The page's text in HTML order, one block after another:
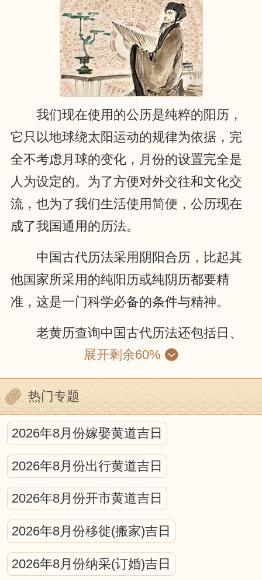
我们现在使用的公历是纯粹的阳历，
它只以地球绕太阳运动的规律为依据，完
全不考虑月球的变化，月份的设置完全是
人为设定的。为了方便对外交往和文化交
流，也为了我们生活使用简便，公历现在
成了我国通用的历法。
中国古代历法采用阴阳合历，比起其
他国家所采用的纯阳历或纯阴历都要精
准，这是一门科学必备的条件与精神。
老黄历查询中国古代历法还包括日、
月、五星的运动，位置的计算；昏、旦中
星和时刻的测定；日、月食的预报等等。
就某种程度来说，中国古代的历法就是一
种编算天文年历的工作。它包括中国古代
天文学的许多重要内容，是古代科学观察
和研究的结晶。
宇宙中日、月、星辰的互动，对人可
产生什么影响，古今学者都认为，所有的
宇宙运动都会不同程度的作用于地球生
命，从而在地球生命上打下深深的烙印。
展开剩余60%
热门专题
2026年8月份嫁娶黄道吉日
2026年8月份出行黄道吉日
2026年8月份开市黄道吉日
2026年8月份移徙(搬家)吉日
2026年8月份纳采(订婚)吉日